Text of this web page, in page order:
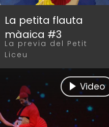
La petita flauta
màgica #3
La previa del Petit
Liceu
Video